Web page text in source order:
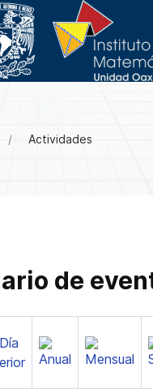
Actividades
de